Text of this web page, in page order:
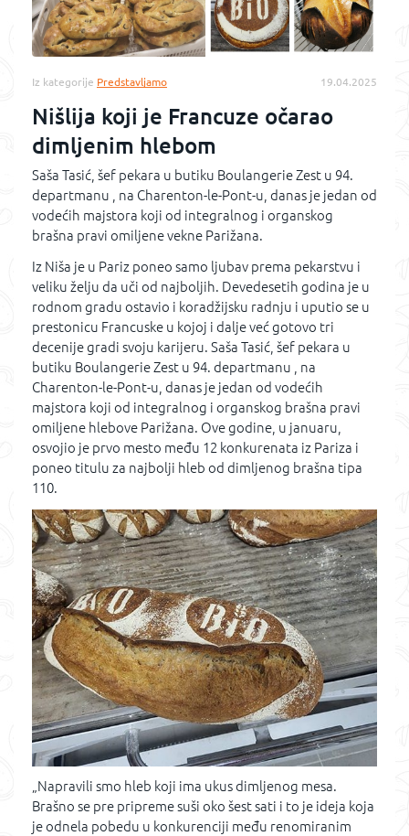
Iz kategorije Predstavljamo 19.04.2025
Nišlija koji je Francuze očarao
dimljenim hlebom
Saša Tasić, šef pekara u butiku Boulangerie Zest u 94.
departmanu , na Charenton-le-Pont-u, danas je jedan od
vodećih majstora koji od integralnog i organskog
brašna pravi omiljene vekne Parižana.
Iz Niša je u Pariz poneo samo ljubav prema pekarstvu i
veliku želju da uči od najboljih. Devedesetih godina je u
rodnom gradu ostavio i koradžijsku radnju i uputio se u
prestonicu Francuske u kojoj i dalje već gotovo tri
decenije gradi svoju karijeru. Saša Tasić, šef pekara u
butiku Boulangerie Zest u 94. departmanu , na
Charenton-le-Pont-u, danas je jedan od vodećih
majstora koji od integralnog i organskog brašna pravi
omiljene hlebove Parižana. Ove godine, u januaru,
osvojio je prvo mesto među 12 konkurenata iz Pariza i
poneo titulu za najbolji hleb od dimljenog brašna tipa
110.
„Napravili smo hleb koji ima ukus dimljenog mesa.
Brašno se pre pripreme suši oko šest sati i to je ideja koja
je odnela pobedu u konkurenciji među renomiranim